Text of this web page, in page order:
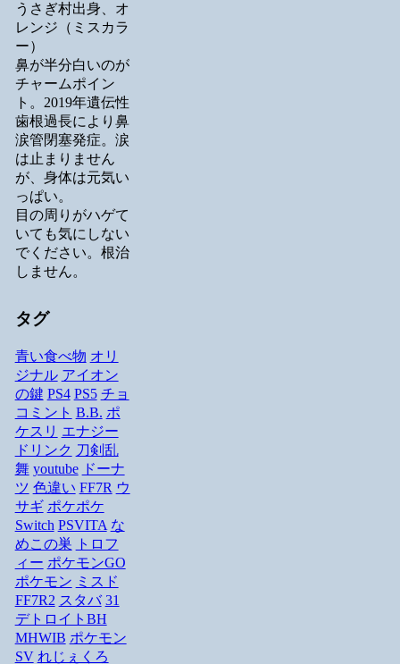
うさぎ村出身、オ
レンジ（ミスカラ
ー）
鼻が半分白いのが
チャームポイン
ト。2019年遺伝性
歯根過長により鼻
涙管閉塞発症。涙
は止まりません
が、身体は元気い
っぱい。
目の周りがハゲて
いても気にしない
でください。根治
しません。
タグ
青い食べ物 オリ
ジナル アイオン
の鍵 PS4 PS5 チョ
コミント B.B. ポ
ケスリ エナジー
ドリンク 刀剣乱
舞 youtube ドーナ
ツ 色違い FF7R ウ
サギ ポケポケ
Switch PSVITA な
めこの巣
トロフ
ィー ポケモンGO
ポケモン ミスド
FF7R2 スタバ 31
デトロイトBH
MHWIB ポケモン
SV れじぇくろ